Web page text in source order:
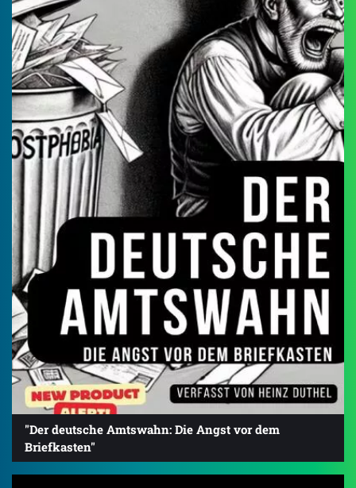
"Der deutsche Amtswahn: Die Angst vor dem
Briefkasten"